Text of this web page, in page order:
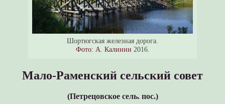
Шортюгская железная дорога.
Фото: А. Калинин 2016.
Мало-Раменский сельский совет
(Петрецовское сель. пос.)